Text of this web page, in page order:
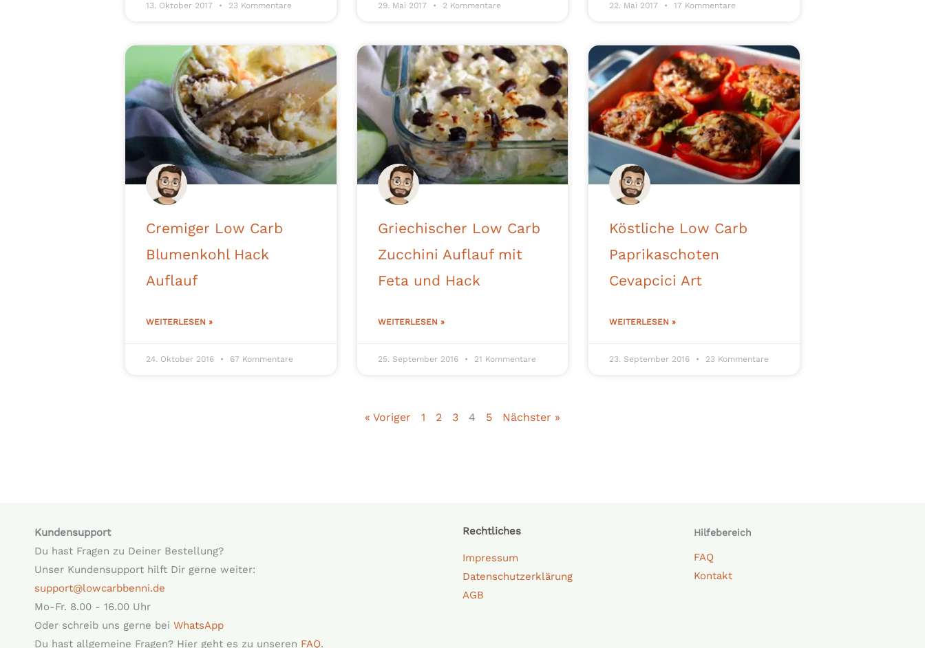
13. Oktober 2017 23 Kommentare 29. Mai 2017 2 Kommentare 22. Mai 2017 17 Kommentare
Cremiger Low Carb
Blumenkohl Hack
Auflauf
WEITERLESEN »
24. Oktober 2016 67 Kommentare
Griechischer Low Carb
Zucchini Auflauf mit
Feta und Hack
WEITERLESEN »
25. September 2016 21 Kommentare
Köstliche Low Carb
Paprikaschoten
Cevapcici Art
WEITERLESEN »
23. September 2016 23 Kommentare
« Voriger 1 2 3 4 5 Nächster »
Kundensupport
Du hast Fragen zu Deiner Bestellung?
Unser Kundensupport hilft Dir gerne weiter:
support@lowcarbbenni.de
Mo-Fr. 8.00 - 16.00 Uhr
Oder schreib uns gerne bei WhatsApp
Du hast allgemeine Fragen? Hier geht es zu unseren FAQ.
Rechtliches
Impressum
Datenschutzerklärung
AGB
Hilfebereich
FAQ
Kontakt